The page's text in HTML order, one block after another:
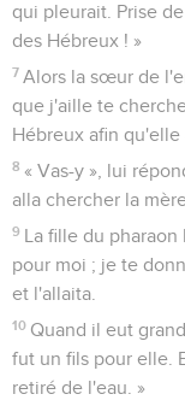
qui pleurait. Prise
des Hébreux ! »
7 Alors la sœur de
que j'aille te
Hébreux afin
8 « Vas-y », lui
alla chercher la
9 La fille du
pour moi ; je te
et l'allaita.
10 Quand il eut
fut un fils pour elle.
retiré de l'eau. »